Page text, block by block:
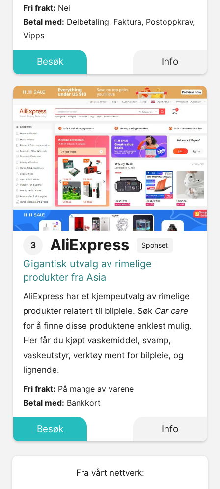
Fri frakt: Nei
Betal med:
Vipps
Besøk Info
3 AliExpress Sponset
Gigantisk utvalg av rimelige
produkter fra Asia
AliExpress har et kjempeutvalg av rimelige
produkter relatert til bilpleie. Søk Car care
for å finne disse produktene enklest mulig.
Her får du kjøpt vaskemiddel, svamp,
vaskeutstyr, verktøy ment for bilpleie, og
lignende.
Fri frakt: På mange av varene
Betal med: Bankkort
Besøk Info
Fra vårt nettverk: